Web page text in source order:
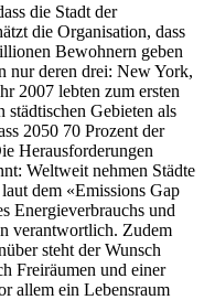
die Stadt der
die Organisation, dass
Bewohnern geben
nur deren drei: New York,
2007 lebten zum ersten
Gebieten als
2050 70 Prozent der
Herausforderungen
Weltweit nehmen Städte
dem «Emissions Gap
Energieverbrauchs und
verantwortlich. Zudem
steht der Wunsch
Freiräumen und einer
allem ein Lebensraum